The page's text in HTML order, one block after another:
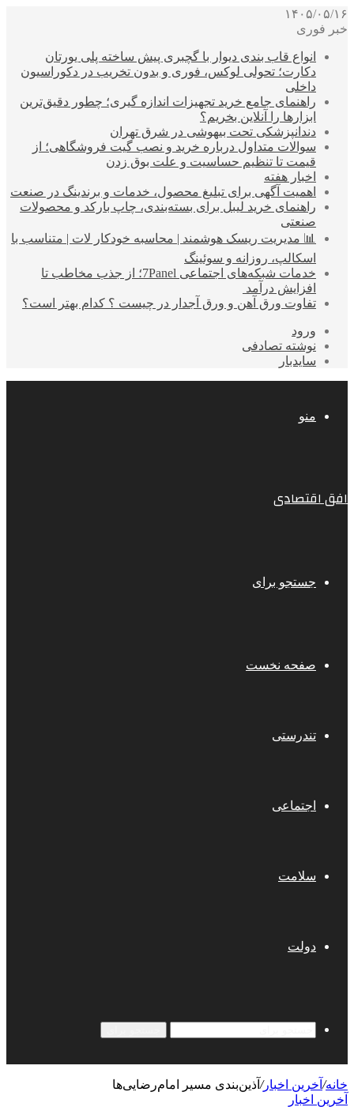
۱۴۰۵/۰۵/۱۶
خبر فوری
انواع قاب بندی دیوار با گچبری پیش ساخته پلی یورتان
دکارت؛ تحولی لوکس، فوری و بدون تخریب در دکوراسیون
داخلی
راهنمای جامع خرید تجهیزات اندازه گیری؛ چطور دقیق‌ترین
ابزارها را آنلاین بخریم؟
دندانپزشکی تحت بیهوشی در شرق تهران
سوالات متداول درباره خرید و نصب گیت فروشگاهی؛ از
قیمت تا تنظیم حساسیت و علت بوق زدن
اخبار هفته
اهمیت آگهی برای تبلیغ محصول، خدمات و برندینگ در صنعت
راهنمای خرید لیبل برای بسته‌بندی، چاپ بارکد و محصولات
صنعتی
📊 مدیریت ریسک هوشمند | محاسبه خودکار لات | متناسب با
اسکالپ، روزانه و سوئینگ
خدمات شبکه‌های اجتماعی 7Panel؛ از جذب مخاطب تا
افزایش درآمد
تفاوت ورق آهن و ورق آجدار در چیست ؟ کدام بهتر است؟
ورود
نوشته تصادفی
سایدبار
منو
افق اقتصادی
جستجو برای
صفحه نخست
تندرستی
اجتماعی
سلامت
دولت
خانه/ آخرین اخبار/ آذین‌بندی مسیر امام‌رضایی‌ها
آخرین اخبار